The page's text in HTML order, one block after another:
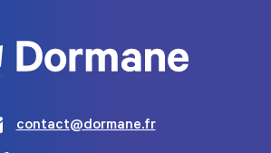
contact@dormane.fr